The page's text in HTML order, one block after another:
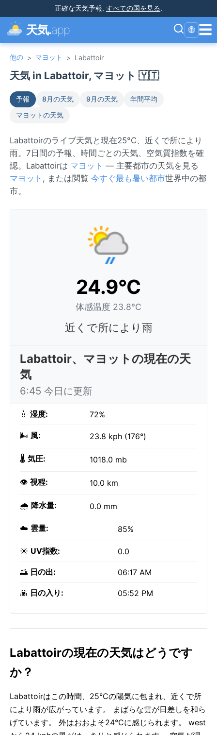
正確な天気予報. すべての国を見る.
天気.app 🌐 ☰
他の > マヨット > Labattoir
天気 in Labattoir, マヨット 🇾🇹
予報 8月の天気 9月の天気
年間平均
マヨットの天気
Labattoirのライブ天気と現在25°C、近くで所により
雨。7日間の予報、時間ごとの天気、空気質指数を確
認。Labattoirは マヨット — 主要都市の天気を見る
マヨット , または閲覧 今すぐ最も暑い都市世界中の都
市。
24.9°C
体感温度 23.8°C
近くで所により雨
Labattoir、マヨットの現在の天
気
6:45 今日に更新
💧 湿度: 72%
🌬️ 風: 23.8 kph (176°)
🌡️ 気圧: 1018.0 mb
👁️ 視程: 10.0 km
🌧️ 降水量: 0.0 mm
☁️ 雲量: 85%
☀️ UV指数: 0.0
🌅 日の出: 06:17 AM
🌇 日の入り: 05:52 PM
Labattoirの現在の天気はどうです
か？
Labattoirはこの時間、25°Cの陽気に包まれ、近くで所
により雨が広がっています。 まばらな雲が日差しを和ら
げています。 外はおおよそ24°Cに感じられます。 west